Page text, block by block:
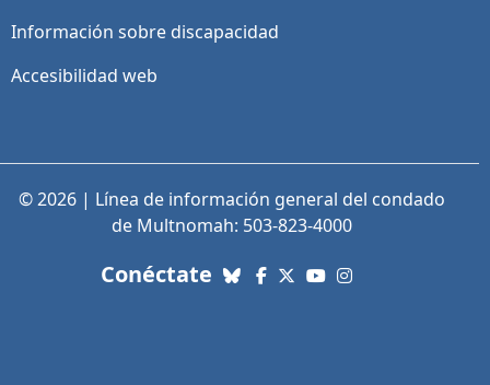
Información sobre discapacidad
Accesibilidad web
© 2026 | Línea de información general del condado
de Multnomah: 503-823-4000
Conéctate con nosotros. Enlaces a
Bluesky
Facebook
X (Twitter)
YouTube
Instagram